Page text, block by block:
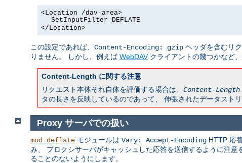
<Location /dav-area>
SetInputFilter DEFLATE
</Location>
この設定であれば、 Content-Encoding: gzip ヘッダを含むリ
りません。 しかし、例えばWebDAVクライアントの幾つかなど
Content-Length に関する注意
リクエスト本体それ自体を評価する場合は、 Content-Length
タの長さを反映しているのであって、 伸張されたデータスト
Proxy サーバでの扱い
mod_deflate モジュールは Vary: Accept-Encoding HTTP 応
み、 プロクシサーバがキャッシュした応答を送信するように注
ることのないようにします。